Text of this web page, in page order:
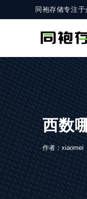
同袍存储专注
西数
作者：xiaomei